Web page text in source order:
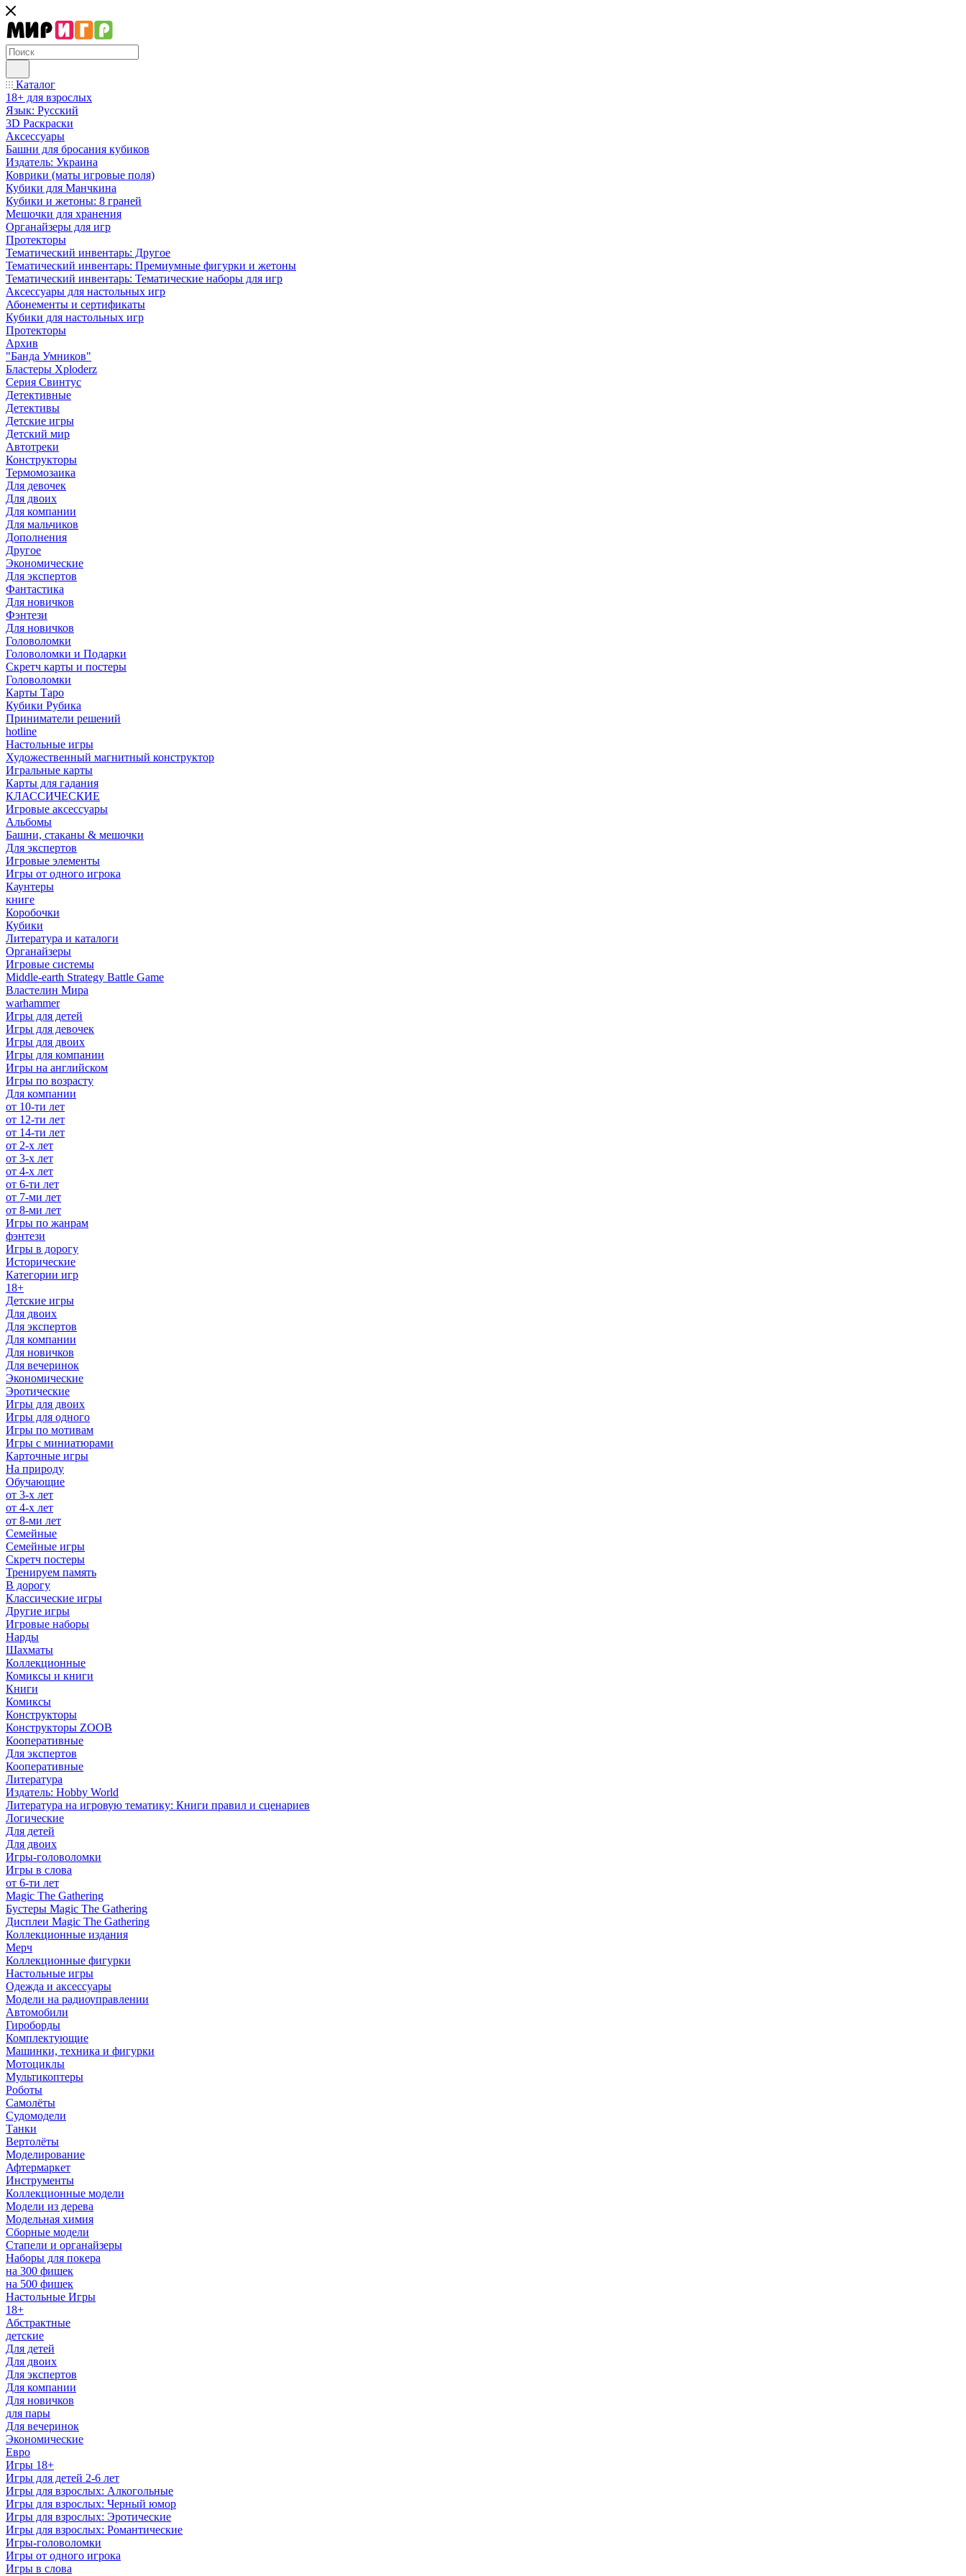
Каталог
18+ для взрослых
Язык: Русский
3D Раскраски
Аксессуары
Башни для бросания кубиков
Издатель: Украина
Коврики (маты игровые поля)
Кубики для Манчкина
Кубики и жетоны: 8 граней
Мешочки для хранения
Органайзеры для игр
Протекторы
Тематический инвентарь: Другое
Тематический инвентарь: Премиумные фигурки и жетоны
Тематический инвентарь: Тематические наборы для игр
Аксессуары для настольных игр
Абонементы и сертификаты
Кубики для настольных игр
Протекторы
Архив
"Банда Умников"
Бластеры Xploderz
Cерия Свинтус
Детективные
Детективы
Детские игры
Детский мир
Автотреки
Конструкторы
Термомозаика
Для девочек
Для двоих
Для компании
Для мальчиков
Дополнения
Другое
Экономические
Для экспертов
Фантастика
Для новичков
Фэнтези
Для новичков
Головоломки
Головоломки и Подарки
Cкретч карты и постеры
Головоломки
Карты Таро
Кубики Рубика
Приниматели решений
hotline
Настольные игры
Художественный магнитный конструктор
Игральные карты
Карты для гадания
КЛАССИЧЕСКИЕ
Игровые аксессуары
Альбомы
Башни, стаканы & мешочки
Для экспертов
Игровые элементы
Игры от одного игрока
Каунтеры
книге
Коробочки
Кубики
Литература и каталоги
Органайзеры
Игровые системы
Middle-earth Strategy Battle Game
Властелин Мира
warhammer
Игры для детей
Игры для девочек
Игры для двоих
Игры для компании
Игры на английском
Игры по возрасту
Для компании
от 10-ти лет
от 12-ти лет
от 14-ти лет
от 2-х лет
от 3-х лет
от 4-х лет
от 6-ти лет
от 7-ми лет
от 8-ми лет
Игры по жанрам
фэнтези
Игры в дорогу
Исторические
Категории игр
18+
Детские игры
Для двоих
Для экспертов
Для компании
Для новичков
Для вечеринок
Экономические
Эротические
Игры для двоих
Игры для одного
Игры по мотивам
Игры с миниатюрами
Карточные игры
На природу
Обучающие
от 3-х лет
от 4-х лет
от 8-ми лет
Семейные
Семейные игры
Скретч постеры
Тренируем память
В дорогу
Классические игры
Другие игры
Игровые наборы
Нарды
Шахматы
Коллекционные
Комиксы и книги
Книги
Комиксы
Конструкторы
Конструкторы ZOOB
Кооперативные
Для экспертов
Кооперативные
Литература
Издатель: Hobby World
Литература на игровую тематику: Книги правил и сценариев
Логические
Для детей
Для двоих
Игры-головоломки
Игры в слова
от 6-ти лет
Magic The Gathering
Бустеры Magic The Gathering
Дисплеи Magic The Gathering
Коллекционные издания
Мерч
Коллекционные фигурки
Настольные игры
Одежда и аксессуары
Модели на радиоуправлении
Автомобили
Гироборды
Комплектующие
Машинки, техника и фигурки
Мотоциклы
Мультикоптеры
Роботы
Самолёты
Судомодели
Танки
Вертолёты
Моделирование
Афтермаркет
Инструменты
Коллекционные модели
Модели из дерева
Модельная химия
Сборные модели
Стапели и органайзеры
Наборы для покера
на 300 фишек
на 500 фишек
Настольные Игры
18+
Абстрактные
детские
Для детей
Для двоих
Для экспертов
Для компании
Для новичков
для пары
Для вечеринок
Экономические
Евро
Игры 18+
Игры для детей 2-6 лет
Игры для взрослых: Алкогольные
Игры для взрослых: Черный юмор
Игры для взрослых: Эротические
Игры для взрослых: Романтические
Игры-головоломки
Игры от одного игрока
Игры в слова